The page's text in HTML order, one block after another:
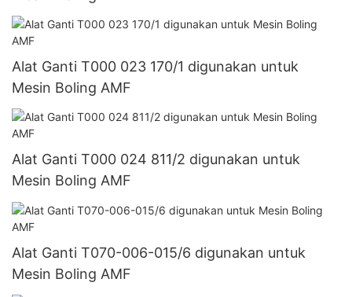
Alat Ganti T000 023 170/1 digunakan untuk
Mesin Boling AMF
Alat Ganti T000 024 811/2 digunakan untuk
Mesin Boling AMF
Alat Ganti T070-006-015/6 digunakan untuk
Mesin Boling AMF